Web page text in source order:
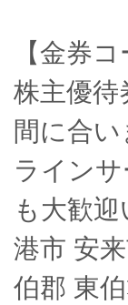
【金券
株主優
間に合
ライン
も大歓
港市 安
伯郡 東